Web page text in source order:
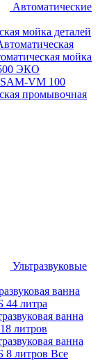
Автоматические
мойка деталей
мойка
ЭКО
SAM-VM 100
промывочная
Ультразвуковые
ванна
44 литра
ванна
литров
ванна
8 литров Все